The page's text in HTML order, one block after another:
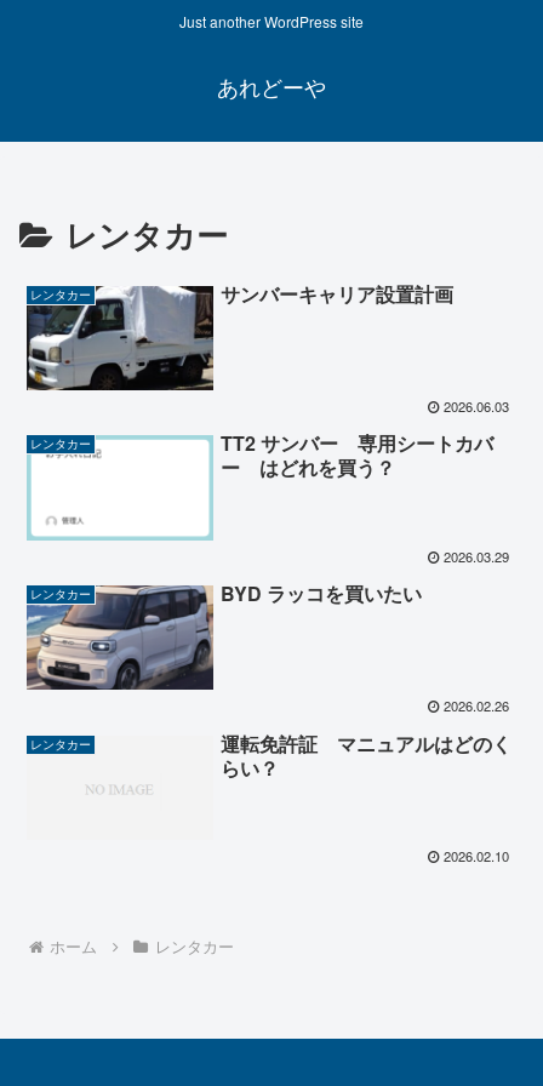
Just another WordPress site
あれどーや
レンタカー
レンタカー サンバーキャリア設置計画
2026.06.03
レンタカー
TT2 サンバー 専用シートカバ
ー はどれを買う？
2026.03.29
レンタカー BYD ラッコを買いたい
2026.02.26
レンタカー
運転免許証 マニュアルはどのく
らい？
2026.02.10
ホーム レンタカー